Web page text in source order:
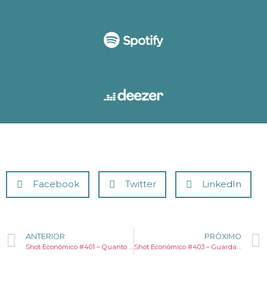
Facebook Twitter LinkedIn
ANTERIOR
Shot Econômico #401 – Quanto mais tempo passamos no mundo digital, mais valiosos os eventos presenciais se tornam
PRÓXIMO
Shot Econômico #403 – Guardar dinheiro vivo em casa? A recomendação é do Banco de Portugal.